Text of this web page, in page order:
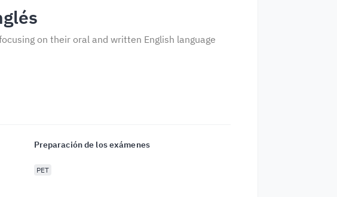
on their oral and written English language
Preparación de los exámenes
PET